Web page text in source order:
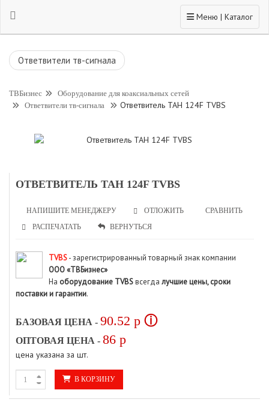
Toggle navigation
Меню | Каталог
Ответвители тв-сигнала
ТВБизнес
Оборудование для коаксиальных сетей
Ответвители тв-сигнала
Ответвитель TAH 124F TVBS
ОТВЕТВИТЕЛЬ TAH 124F TVBS
НАПИШИТЕ МЕНЕДЖЕРУ ОТЛОЖИТЬ
СРАВНИТЬ
РАСПЕЧАТАТЬ
ВЕРНУТЬСЯ
TVBS- зарегистрированный товарный знак компании
ООО «ТВБизнес»
На оборудование TVBSвсегда лучшие цены, сроки
поставки и гарантии.
БАЗОВАЯ ЦЕНА - 90.52 p ⓘ
ОПТОВАЯ ЦЕНА - 86 p
цена указана за шт.
В КОРЗИНУ